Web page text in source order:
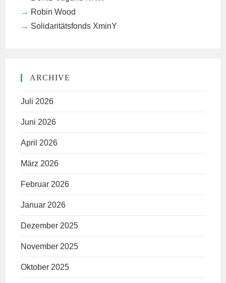
Robin Wood
Solidaritätsfonds XminY
ARCHIVE
Juli 2026
Juni 2026
April 2026
März 2026
Februar 2026
Januar 2026
Dezember 2025
November 2025
Oktober 2025